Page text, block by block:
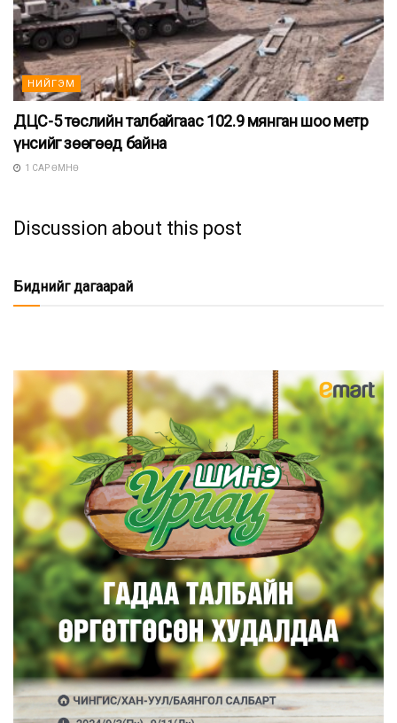
НИЙГЭМ
ДЦС-5 төслийн талбайгаас 102.9 мянган шоо метр
үнсийг зөөгөөд байна
1 САР ӨМНӨ
Discussion about this post
Биднийг дагаарай